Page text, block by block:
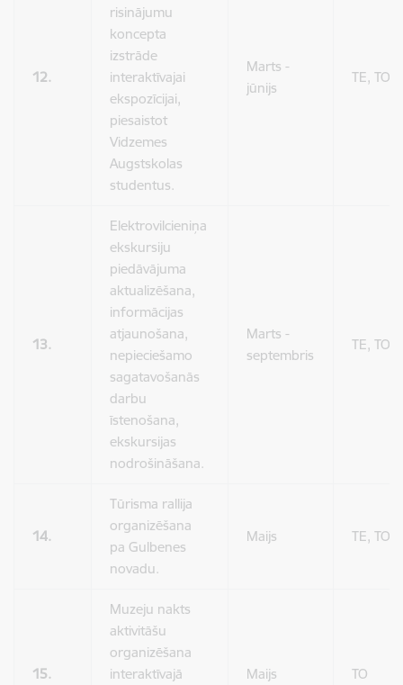
12.
risinājumu
koncepta
izstrāde
interaktīvajai
ekspozīcijai,
piesaistot
Vidzemes
Augstskolas
studentus.
Marts -
jūnijs
TE, TO
13.
Elektrovilcieniņa
ekskursiju
piedāvājuma
aktualizēšana,
informācijas
atjaunošana,
nepieciešamo
sagatavošanās
darbu
īstenošana,
ekskursijas
nodrošināšana.
Marts -
septembris
TE, TO
14.
Tūrisma rallija
organizēšana
pa Gulbenes
novadu.
Maijs TE, TO
15.
Muzeju nakts
aktivitāšu
organizēšana
interaktīvajā
Maijs TO